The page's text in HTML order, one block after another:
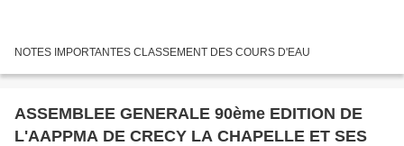
NOTES IMPORTANTES CLASSEMENT DES COURS D'EAU
ASSEMBLEE GENERALE 90ème EDITION DE
L'AAPPMA DE CRECY LA CHAPELLE ET SES